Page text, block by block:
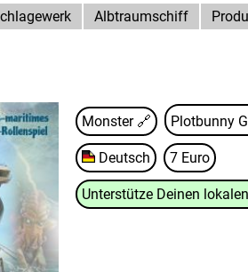
Albtraumschiff
Monster 🔗 Plotbunny
Deutsch 7 Euro
Unterstütze Deinen